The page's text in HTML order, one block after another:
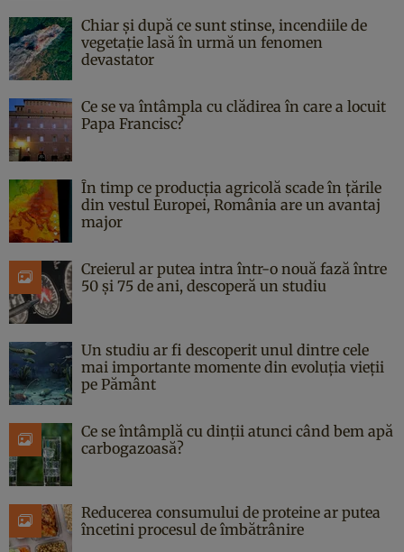
Chiar și după ce sunt stinse, incendiile de
vegetație lasă în urmă un fenomen
devastator
Ce se va întâmpla cu clădirea în care a locuit
Papa Francisc?
În timp ce producția agricolă scade în țările
din vestul Europei, România are un avantaj
major
Creierul ar putea intra într-o nouă fază între
50 și 75 de ani, descoperă un studiu
Un studiu ar fi descoperit unul dintre cele
mai importante momente din evoluția vieții
pe Pământ
Ce se întâmplă cu dinții atunci când bem apă
carbogazoasă?
Reducerea consumului de proteine ar putea
încetini procesul de îmbătrânire